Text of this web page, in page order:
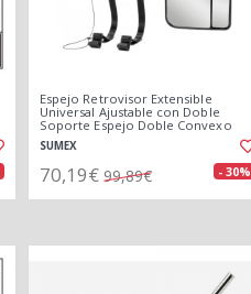
Espejo Retrovisor Extensible
Universal Ajustable con Doble
Soporte Espejo Doble Convexo
Multi-ángulos
SUMEX
70,19€ 99,89€ - 30%